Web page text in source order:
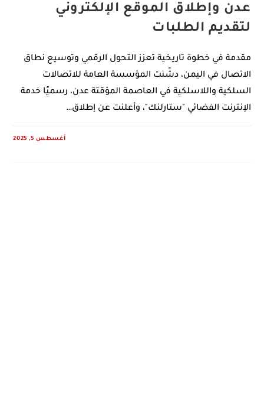
عدن وإطلاق الموقع الإلكتروني
لتقديم الطلبات
مقدمة في خطوة تاريخية تعزز التحول الرقمي وتوسيع نطاق
الاتصال في اليمن، دشّنت المؤسسة العامة للاتصالات
السلكية واللاسلكية في العاصمة المؤقتة عدن، رسميًا خدمة
الإنترنت الفضائي "ستارلنك"، وأعلنت عن إطلاق…
أغسطس 5, 2025